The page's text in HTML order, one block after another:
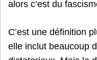
alors c’est du
C’est une définition
elle inclut beaucoup